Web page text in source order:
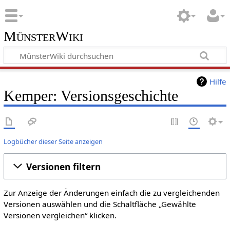
MünsterWiki
Hilfe
Kemper: Versionsgeschichte
Logbücher dieser Seite anzeigen
Versionen filtern
Zur Anzeige der Änderungen einfach die zu vergleichenden
Versionen auswählen und die Schaltfläche „Gewählte
Versionen vergleichen“ klicken.